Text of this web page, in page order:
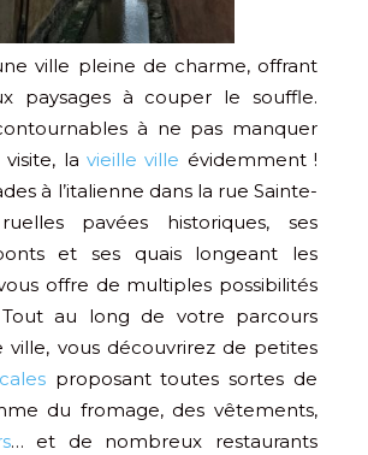
ville pleine de charme, offrant
paysages à couper le souffle.
à ne pas manquer
la vieille ville évidemment !
à l’italienne dans la rue Sainte-
pavées historiques, ses
et ses quais longeant les
offre de multiples possibilités
au long de votre parcours
ville, vous découvrirez de petites
proposant toutes sortes de
du fromage, des vêtements,
… et de nombreux restaurants